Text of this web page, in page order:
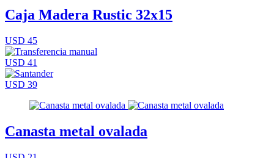
Caja Madera Rustic 32x15
USD 45
USD 41
USD 39
Canasta metal ovalada